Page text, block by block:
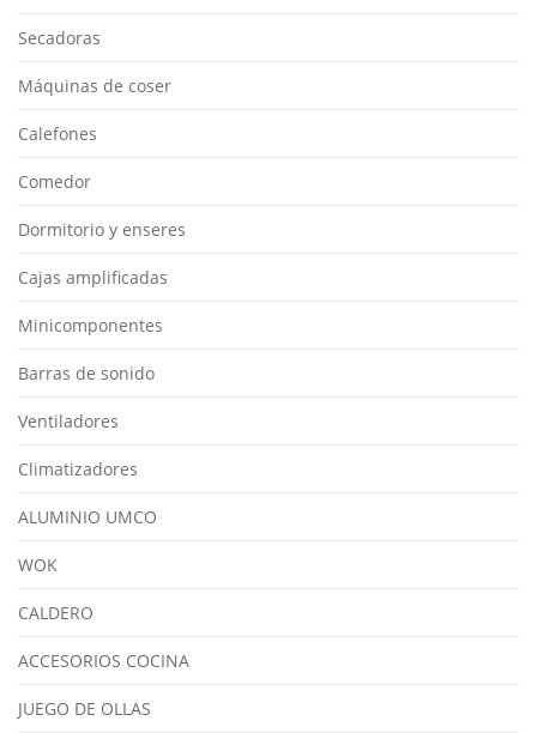
Secadoras
Máquinas de coser
Calefones
Comedor
Dormitorio y enseres
Cajas amplificadas
Minicomponentes
Barras de sonido
Ventiladores
Climatizadores
ALUMINIO UMCO
WOK
CALDERO
ACCESORIOS COCINA
JUEGO DE OLLAS